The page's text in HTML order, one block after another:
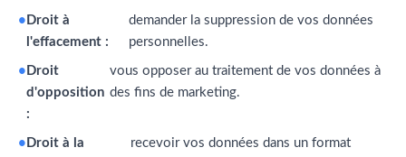
Droit à
l'effacement :
demander la suppression de vos données
personnelles.
Droit
d'opposition
:
vous opposer au traitement de vos données à
des fins de marketing.
Droit à la
recevoir vos données dans un format